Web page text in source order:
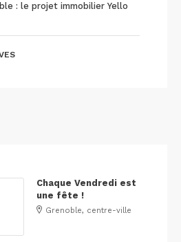
: le projet immobilier Yello
Chaque Vendredi est
une fête !
Grenoble, centre-ville